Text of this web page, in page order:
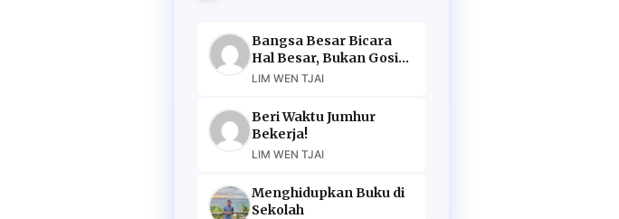
Bangsa Besar Bicara
Hal Besar, Bukan Gosip
Murahan
LIM WEN TJAI
Beri Waktu Jumhur
Bekerja!
LIM WEN TJAI
Menghidupkan Buku di
Sekolah